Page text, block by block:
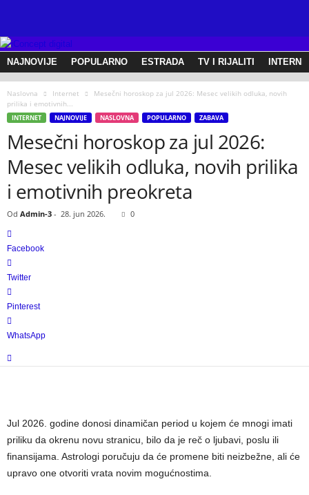
w
.
i
NAJNOVIJE POPULARNO ESTRADA TV I RIJALITI
Naslovna Internet
Mesečni horoskop za jul 2026: Mesec velikih odluka, novih
prilika i emotivnih...
INTERNET NAJNOVIJE NASLOVNA POPULARNO ZABAVA
Mesečni horoskop za jul 2026:
Mesec velikih odluka, novih prilika
i emotivnih preokreta
Od Admin-3 - 28. jun 2026. 0
Facebook
Twitter
Pinterest
WhatsApp
Jul 2026. godine donosi dinamičan period u kojem će mnogi imati
priliku da okrenu novu stranicu, bilo da je reč o ljubavi, poslu ili
finansijama. Astrologi poručuju da će promene biti neizbežne, ali će
upravo one otvoriti vrata novim mogućnostima.